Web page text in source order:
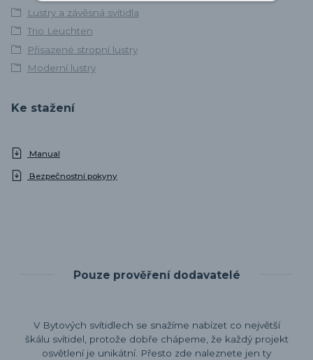
Lustry a závěsná svítidla
Trio Leuchten
Přisazené stropní lustry
Moderní lustry
Ke stažení
Manual
Bezpečnostní pokyny
Pouze prověření dodavatelé
V Bytových svítidlech se snažíme nabízet co největší
škálu svítidel, protože dobře chápeme, že každý projekt
osvětlení je unikátní. Přesto zde naleznete jen ty